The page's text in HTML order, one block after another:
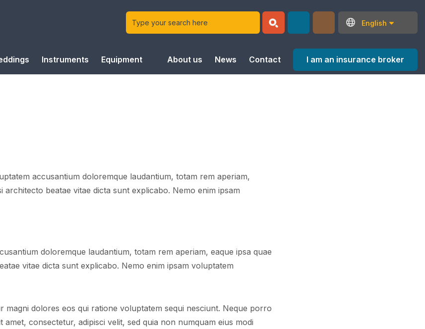
English
Instruments Equipment About us News Contact I am an insurance broker
accusantium doloremque laudantium, totam rem aperiam,
beatae vitae dicta sunt explicabo. Nemo enim ipsam
doloremque laudantium, totam rem aperiam, eaque ipsa quae
vitae dicta sunt explicabo. Nemo enim ipsam voluptatem
dolores eos qui ratione voluptatem sequi nesciunt. Neque porro
consectetur, adipisci velit, sed quia non numquam eius modi